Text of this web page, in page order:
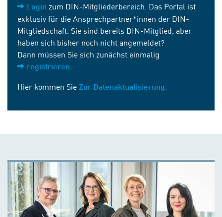
Login zum DIN-Mitgliederbereich. Das Portal ist
exklusiv für die Ansprechpartner*innen der DIN-
Mitgliedschaft. Sie sind bereits DIN-Mitglied, aber
haben sich bisher noch nicht angemeldet?
Dann müssen Sie sich zunächst einmalig
registrieren
Hier kommen Sie Zur Datenaktualisierung.